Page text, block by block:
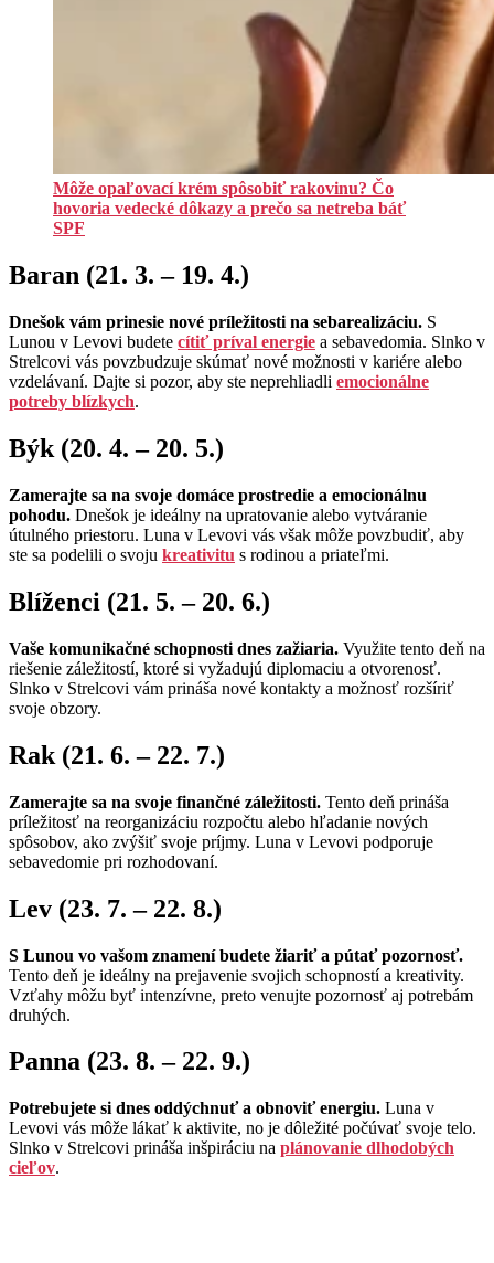
Môže opaľovací krém spôsobiť rakovinu? Čo
hovoria vedecké dôkazy a prečo sa netreba báť
SPF
Baran (21. 3. – 19. 4.)
Dnešok vám prinesie nové príležitosti na sebarealizáciu. S
Lunou v Levovi budete cítiť príval energie a sebavedomia. Slnko v
Strelcovi vás povzbudzuje skúmať nové možnosti v kariére alebo
vzdelávaní. Dajte si pozor, aby ste neprehliadli emocionálne
potreby blízkych.
Býk (20. 4. – 20. 5.)
Zamerajte sa na svoje domáce prostredie a emocionálnu
pohodu. Dnešok je ideálny na upratovanie alebo vytváranie
útulného priestoru. Luna v Levovi vás však môže povzbudiť, aby
ste sa podelili o svoju kreativitu s rodinou a priateľmi.
Blíženci (21. 5. – 20. 6.)
Vaše komunikačné schopnosti dnes zažiaria. Využite tento deň na
riešenie záležitostí, ktoré si vyžadujú diplomaciu a otvorenosť.
Slnko v Strelcovi vám prináša nové kontakty a možnosť rozšíriť
svoje obzory.
Rak (21. 6. – 22. 7.)
Zamerajte sa na svoje finančné záležitosti. Tento deň prináša
príležitosť na reorganizáciu rozpočtu alebo hľadanie nových
spôsobov, ako zvýšiť svoje príjmy. Luna v Levovi podporuje
sebavedomie pri rozhodovaní.
Lev (23. 7. – 22. 8.)
S Lunou vo vašom znamení budete žiariť a pútať pozornosť.
Tento deň je ideálny na prejavenie svojich schopností a kreativity.
Vzťahy môžu byť intenzívne, preto venujte pozornosť aj potrebám
druhých.
Panna (23. 8. – 22. 9.)
Potrebujete si dnes oddýchnuť a obnoviť energiu. Luna v
Levovi vás môže lákať k aktivite, no je dôležité počúvať svoje telo.
Slnko v Strelcovi prináša inšpiráciu na plánovanie dlhodobých
cieľov.